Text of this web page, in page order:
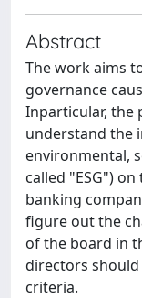
Abstract
The work aims
governance
Inparticular, the
understand the
environmental,
called "ESG")
banking
figure out the
of the board in
directors should
criteria.